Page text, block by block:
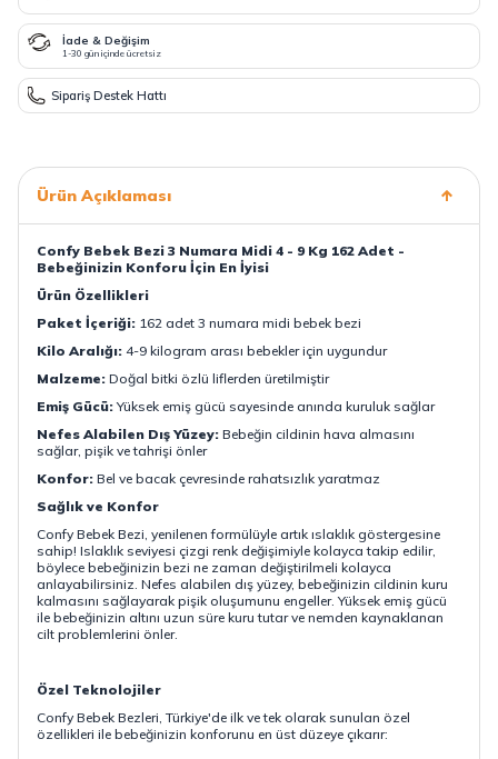
İade & Değişim
1-30 gün içinde ücretsiz
Sipariş Destek Hattı
Ürün Açıklaması
Confy Bebek Bezi 3 Numara Midi 4 - 9 Kg 162 Adet -
Bebeğinizin Konforu İçin En İyisi
Ürün Özellikleri
Paket İçeriği: 162 adet 3 numara midi bebek bezi
Kilo Aralığı: 4-9 kilogram arası bebekler için uygundur
Malzeme: Doğal bitki özlü liflerden üretilmiştir
Emiş Gücü:Yüksek emiş gücü sayesinde anında kuruluk sağlar
Nefes Alabilen Dış Yüzey: Bebeğin cildinin hava almasını
sağlar, pişik ve tahrişi önler
Konfor: Bel ve bacak çevresinde rahatsızlık yaratmaz
Sağlık ve Konfor
Confy Bebek Bezi, yenilenen formülüyle artık ıslaklık göstergesine
sahip! Islaklık seviyesi çizgi renk değişimiyle kolayca takip edilir,
böylece bebeğinizin bezi ne zaman değiştirilmeli kolayca
anlayabilirsiniz. Nefes alabilen dış yüzey, bebeğinizin cildinin kuru
kalmasını sağlayarak pişik oluşumunu engeller. Yüksek emiş gücü
ile bebeğinizin altını uzun süre kuru tutar ve nemden kaynaklanan
cilt problemlerini önler.
Özel Teknolojiler
Confy Bebek Bezleri, Türkiye'de ilk ve tek olarak sunulan özel
özellikleri ile bebeğinizin konforunu en üst düzeye çıkarır: